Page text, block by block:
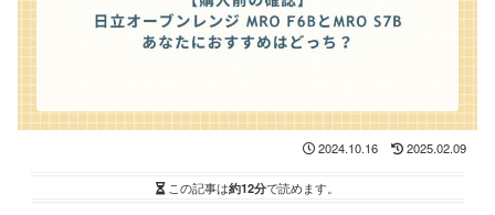
2024.10.16 2025.02.09
この記事は約12分で読めます。